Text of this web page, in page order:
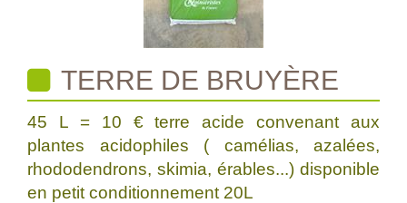
TERRE DE BRUYÈRE
45 L = 10 € terre acide convenant aux
plantes acidophiles ( camélias, azalées,
rhododendrons, skimia, érables...) disponible
en petit conditionnement 20L